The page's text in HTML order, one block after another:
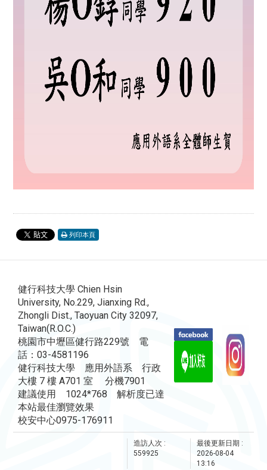
列印本頁
健行科技大學 Chien Hsin
University, No.229, Jianxing Rd.,
Zhongli Dist., Taoyuan City 32097,
Taiwan(R.O.C.)
桃園市中壢區健行路229號 電
話：03-4581196
健行科技大學 應用外語系 行政
大樓 7 樓 A701 室 分機7901
建議使用 1024*768 解析度已達
本站最佳瀏覽效果
校安中心0975-176911
造訪人次 :
559925
最後更新日期 :
2026-08-04
13:16